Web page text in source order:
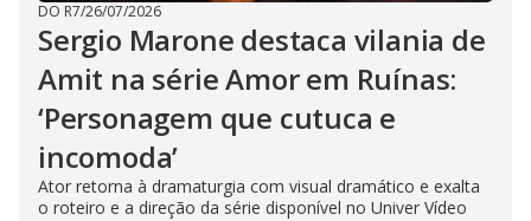
DO R7/26/07/2026
Sergio Marone destaca vilania de
Amit na série Amor em Ruínas:
‘Personagem que cutuca e
incomoda’
Ator retorna à dramaturgia com visual dramático e exalta
o roteiro e a direção da série disponível no Univer Vídeo